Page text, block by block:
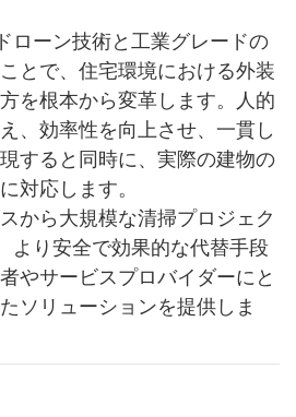
ローン技術と工業グレードの
とで、住宅環境における外装
を根本から変革します。人的
、効率性を向上させ、一貫し
すると同時に、実際の建物の
対応します。
から大規模な清掃プロジェク
より安全で効果的な代替手段
やサービスプロバイダーにと
ソリューションを提供しま